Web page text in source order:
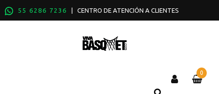
55 6286 7236 | CENTRO DE ATENCIÓN A CLIENTES
0